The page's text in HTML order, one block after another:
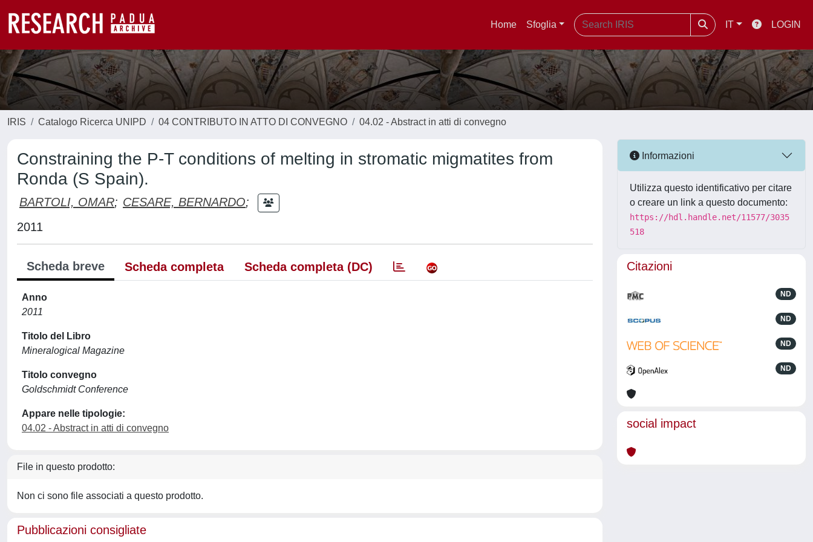
Home Sfoglia IT LOGIN
IRIS Catalogo Ricerca UNIPD 04 CONTRIBUTO IN ATTO DI CONVEGNO 04.02 - Abstract in atti di convegno
Constraining the P-T conditions of melting in stromatic migmatites from
Ronda (S Spain).
BARTOLI, OMAR; CESARE, BERNARDO;
2011
Scheda breve Scheda completa Scheda completa (DC)
Anno
2011
Titolo del Libro
Mineralogical Magazine
Titolo convegno
Goldschmidt Conference
Appare nelle tipologie:
04.02 - Abstract in atti di convegno
File in questo prodotto:
Non ci sono file associati a questo prodotto.
Pubblicazioni consigliate
Informazioni
Utilizza questo identificativo per citare
o creare un link a questo documento:
https://hdl.handle.net/11577/3035
518
Citazioni
ND
ND
ND
ND
social impact